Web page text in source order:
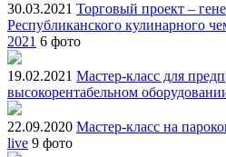
30.03.2021 Торговый проект –
Республиканского кулинарного
2021 6 фото
19.02.2021 Мастер-класс для
высокорентабельном
22.09.2020 Мастер-класс на
live 9 фото